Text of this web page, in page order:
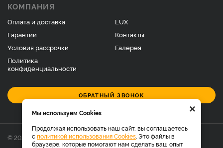
КОМПАНИЯ
Оплата и доставка
Гарантии
Условия рассрочки
Политика
конфиденциальности
LUX
Контакты
Галерея
ОБРАТНЫЙ ЗВОНОК
© 2026 Фирменный магазин багажников LUX.
×
Мы используем Cookies
Продолжая использовать наш сайт, вы соглашаетесь
с политикой использования Cookies . Это файлы в
браузере, которые помогают нам сделать ваш опыт